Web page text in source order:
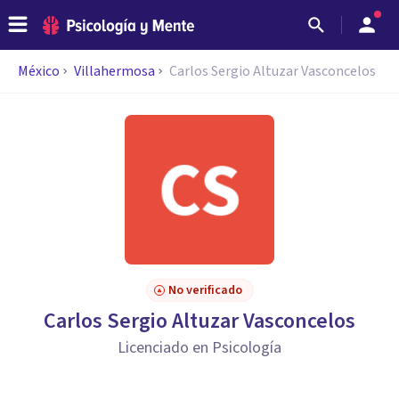
México Villahermosa Carlos Sergio Altuzar Vasconcelos
No verificado
Carlos Sergio Altuzar Vasconcelos
Licenciado en Psicología